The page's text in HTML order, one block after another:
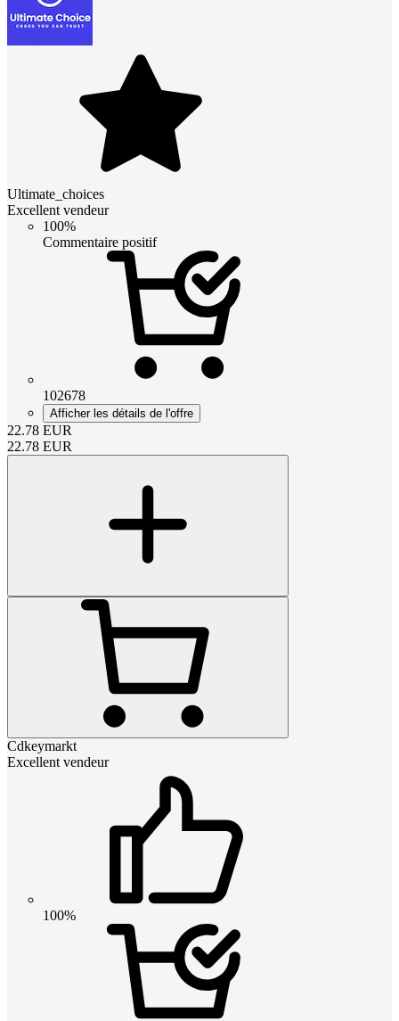
Ultimate_choices
Excellent vendeur
100%
Commentaire positif
102678
Afficher les détails de l'offre
22.78 EUR
22.78 EUR
Cdkeymarkt
Excellent vendeur
100%